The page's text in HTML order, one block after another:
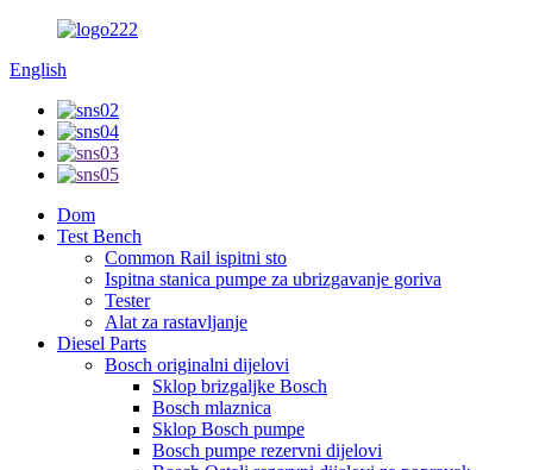
English
Dom
Test Bench
Common Rail ispitni sto
Ispitna stanica pumpe za ubrizgavanje goriva
Tester
Alat za rastavljanje
Diesel Parts
Bosch originalni dijelovi
Sklop brizgaljke Bosch
Bosch mlaznica
Sklop Bosch pumpe
Bosch pumpe rezervni dijelovi